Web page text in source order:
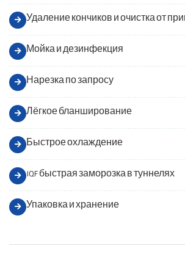
Удаление кончиков и очистка от
Мойка и дезинфекция
Нарезка по запросу
Лёгкое бланширование
Быстрое охлаждение
IQF быстрая заморозка в туннелях
Упаковка и хранение